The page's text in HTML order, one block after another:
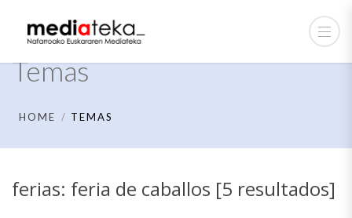
Temas
HOME TEMAS
ferias: feria de caballos [5 resultados]